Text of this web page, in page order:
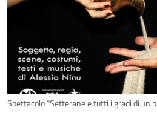
Spettacolo “Setterane e tutti i gradi di un